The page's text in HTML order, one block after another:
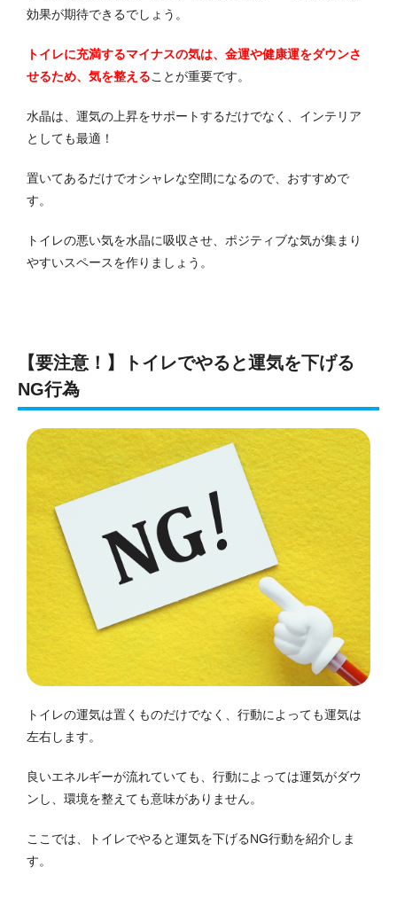
効果が期待できるでしょう。
トイレに充満するマイナスの気は、金運や健康運をダウンさ
せるため、気を整えることが重要です。
水晶は、運気の上昇をサポートするだけでなく、インテリア
としても最適！
置いてあるだけでオシャレな空間になるので、おすすめで
す。
トイレの悪い気を水晶に吸収させ、ポジティブな気が集まり
やすいスペースを作りましょう。
【要注意！】トイレでやると運気を下げる
NG行為
トイレの運気は置くものだけでなく、行動によっても運気は
左右します。
良いエネルギーが流れていても、行動によっては運気がダウ
ンし、環境を整えても意味がありません。
ここでは、トイレでやると運気を下げるNG行動を紹介しま
す。